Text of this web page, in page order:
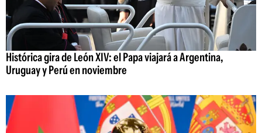
Histórica gira de León XIV: el Papa viajará a Argentina,
Uruguay y Perú en noviembre